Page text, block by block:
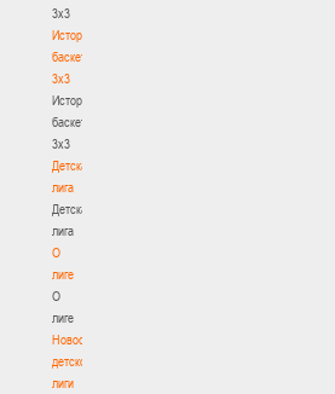
3х3
История
баскетбола
3х3
История
баскетбола
3х3
Детская
лига
Детская
лига
О
лиге
О
лиге
Новости
детской
лиги